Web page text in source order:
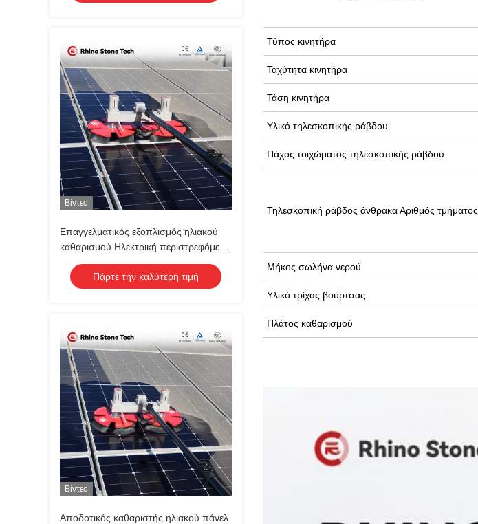
Βίντεο
Επαγγελματικός εξοπλισμός ηλιακού
καθαρισμού Ηλεκτρική περιστρεφόμενη
βούρτσα καθαρισμού φωτοβολταϊκών
πάνελ
Πάρτε την καλύτερη τιμή
Βίντεο
Αποδοτικός καθαριστής ηλιακού πάνελ
Τύπος κινητήρα
Ταχύτητα κινητήρα
Τάση κινητήρα
Υλικό τηλεσκοπικής ράβδου
Πάχος τοιχώματος τηλεσκοπικής ράβδου
Τηλεσκοπική ράβδος άνθρακα Αριθμός τμήματος
Μήκος σωλήνα νερού
Υλικό τρίχας βούρτσας
Πλάτος καθαρισμού